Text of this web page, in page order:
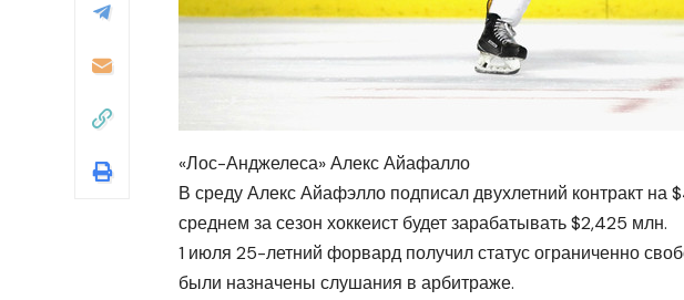
«Лос-Анджелеса» Алекс Айафалло
В среду Алекс Айафэлло подписал двухлетний контракт на
среднем за сезон хоккеист будет зарабатывать $2,425 млн.
1 июля 25-летний форвард получил статус ограниченно
были назначены слушания в арбитраже.